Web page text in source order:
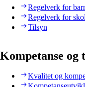
Regelverk for
Regelverk for
Tilsyn
Kompetanse og
Kvalitet og